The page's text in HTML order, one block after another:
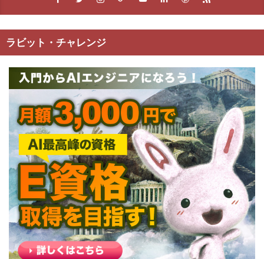
ラビット・チャレンジ